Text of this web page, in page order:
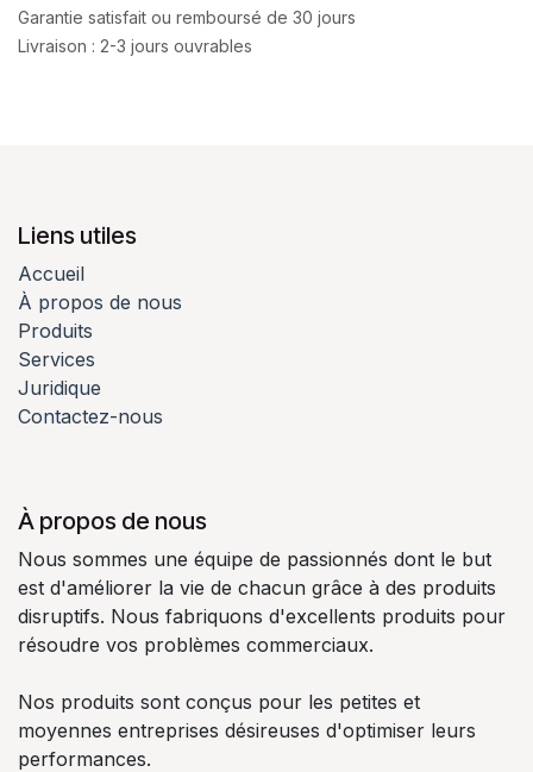
Garantie satisfait ou remboursé de 30 jours
Livraison : 2-3 jours ouvrables
Liens utiles
Accueil
À propos de nous
Produits
Services
Juridique
Contactez-nous
À propos de nous
Nous sommes une équipe de passionnés dont le but
est d'améliorer la vie de chacun grâce à des produits
disruptifs. Nous fabriquons d'excellents produits pour
résoudre vos problèmes commerciaux.
Nos produits sont conçus pour les petites et
moyennes entreprises désireuses d'optimiser leurs
performances.